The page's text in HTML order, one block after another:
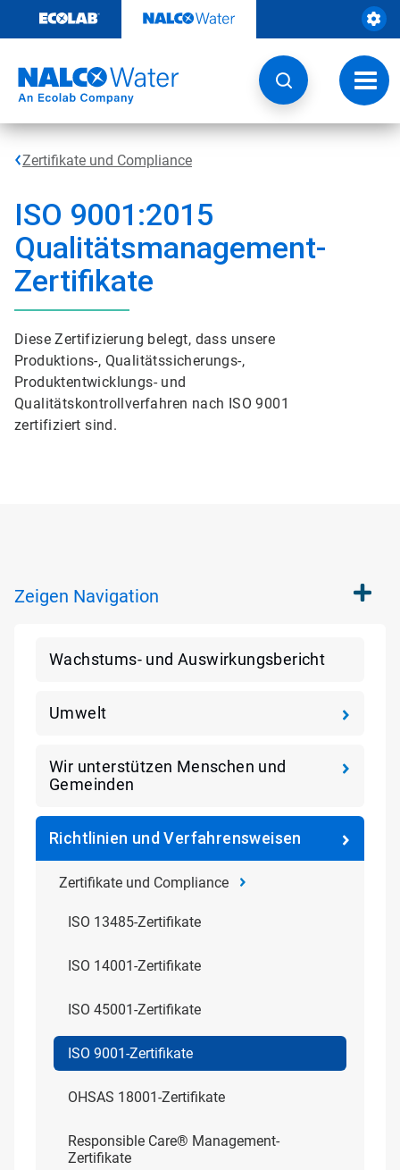
Inhalt
Zertifikate und Compliance
ISO 9001:2015
Qualitätsmanagement-
Zertifikate
Diese Zertifizierung belegt, dass unsere
Produktions-, Qualitätssicherungs-,
Produktentwicklungs- und
Qualitätskontrollverfahren nach ISO 9001
zertifiziert sind.
Zeigen Navigation
Wachstums- und Auswirkungsbericht
Umwelt
Wir unterstützen Menschen und
Gemeinden
Richtlinien und Verfahrensweisen
Zertifikate und Compliance
ISO 13485-Zertifikate
ISO 14001-Zertifikate
ISO 45001-Zertifikate
ISO 9001-Zertifikate
OHSAS 18001-Zertifikate
Responsible Care® Management-
Zertifikate